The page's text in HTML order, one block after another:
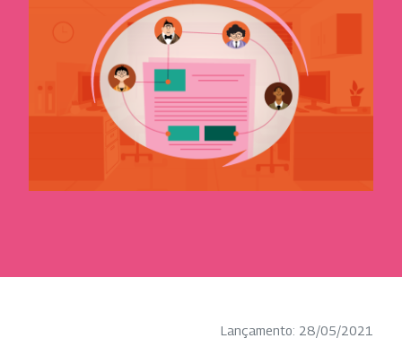
Lançamento: 28/05/2021